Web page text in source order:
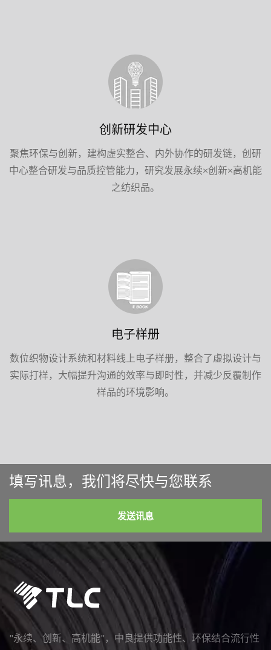
创新研发中心
聚焦环保与创新，建构虚实整合、内外协作的研发链，创研
中心整合研发与品质控管能力，研究发展永续×创新×高机能
之纺织品。
电子样册
数位织物设计系统和材料线上电子样册，整合了虚拟设计与
实际打样，大幅提升沟通的效率与即时性，并减少反覆制作
样品的环境影响。
填写讯息，我们将尽快与您联系
发送讯息
"永续、创新、高机能"，中良提供功能性、环保结合流行性